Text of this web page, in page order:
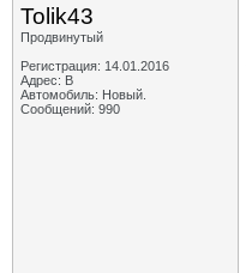
Tolik43
Продвинутый
Регистрация: 14.01.2016
Адрес: В
Автомобиль: Новый.
Сообщений: 990